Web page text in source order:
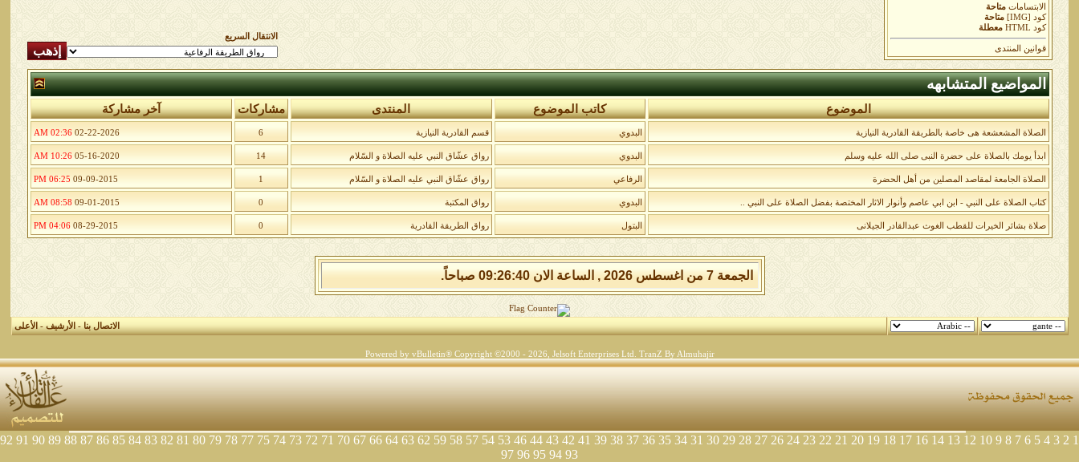
الابتسامات متاحة
كود [IMG]
متاحة
كود HTML
معطلة
قوانين المنتدى
الانتقال السريع
المواضيع المتشابهه
الموضوع كاتب الموضوع المنتدى مشاركات آخر مشاركة
الصلاة المشعشعة هى خاصة بالطريقة القادرية النيازية البدوي قسم القادرية النيازية 6
02-22-2026
02:36 AM
ابدأ يومك بالصلاة على حضرة النبى صلى الله عليه وسلم البدوي رواق عشّاق النبي عليه الصلاة و السّلام 14
05-16-2020
10:26 AM
الصلاة الجامعة لمقاصد المصلين من أهل الحضرة الرفاعي رواق عشّاق النبي عليه الصلاة و السّلام 1
09-09-2015
06:25 PM
كتاب الصلاة على النبي - ابن ابي عاصم وأنوار الاثار المختصة بفضل الصلاة على النبي .. البدوي رواق المكتبة 0
09-01-2015
08:58 AM
صلاة بشائر الخيرات للقطب الغوث عبدالقادر الجيلانى البتول رواق الطريقة القادرية 0
08-29-2015
04:06 PM
الجمعة 7 من اغسطس 2026 , الساعة الان 09:26:41 صباحاً.
الاتصال بنا-الأرشيف-الأعلى
Powered by vBulletin® Copyright ©2000 - 2026, Jelsoft Enterprises Ltd. TranZ By Almuhajir
1
2
3
4
5
6
7
8
9
10
12
13
14
16
17
18
19
20
21
22
23
24
26
27
28
29
30
31
34
35
36
37
38
39
41
42
43
44
46
53
54
57
58
59
62
63
64
66
67
70
71
72
73
74
75
77
78
79
80
81
82
83
84
85
86
87
88
89
90
91
92
93
94
95
96
97